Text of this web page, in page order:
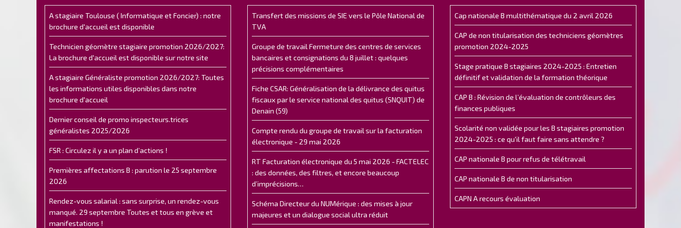
A stagiaire Toulouse ( Informatique et Foncier) : notre
brochure d'accueil est disponible
Technicien géomètre stagiaire promotion 2026/2027:
La brochure d'accueil est disponible sur notre site
A stagiaire Généraliste promotion 2026/2027: Toutes
les informations utiles disponibles dans notre
brochure d'accueil
Dernier conseil de promo inspecteurs.trices
généralistes 2025/2026
FSR : Circulez il y a un plan d’actions !
Premières affectations B : parution le 25 septembre
2026
Rendez-vous salarial : sans surprise, un rendez-vous
manqué. 29 septembre Toutes et tous en grève et
manifestations !
Transfert des missions de SIE vers le Pôle National de
TVA
Groupe de travail Fermeture des centres de services
bancaires et consignations du 8 juillet : quelques
précisions complémentaires
Fiche CSAR: Généralisation de la délivrance des quitus
fiscaux par le service national des quitus (SNQUIT) de
Denain (59)
Compte rendu du groupe de travail sur la facturation
électronique - 29 mai 2026
RT Facturation électronique du 5 mai 2026 - FACTELEC
: des données, des filtres, et encore beaucoup
d’imprécisions…
Schéma Directeur du NUMérique : des mises à jour
majeures et un dialogue social ultra réduit
Cap nationale B multithématique du 2 avril 2026
CAP de non titularisation des techniciens géomètres
promotion 2024-2025
Stage pratique B stagiaires 2024-2025 : Entretien
définitif et validation de la formation théorique
CAP B : Révision de l’évaluation de contrôleurs des
finances publiques
Scolarité non validée pour les B stagiaires promotion
2024-2025 : ce qu'il faut faire sans attendre ?
CAP nationale B pour refus de télétravail
CAP nationale B de non titularisation
CAPN A recours évaluation